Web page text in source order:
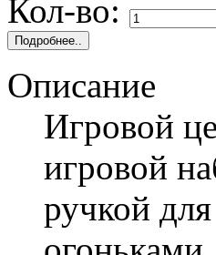
Кол-во:
Описание
Игровой
игровой
ручкой